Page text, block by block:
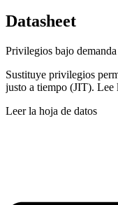
Datasheet
Privilegios bajo demanda
Sustituye privilegios
justo a tiempo (JIT). Lee
Leer la hoja de datos